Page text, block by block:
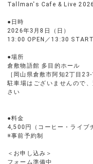
Tallman's Cafe & Live
●日時
2026年3月8日（日）
13:00 OPEN／13:30 START
●場所
倉敷物語館 多目的ホール
［岡山県倉敷市阿知2丁目23-
駐車場はございませんので
さい
●料金
4,500円（コーヒー・ライブ
※事前予約制
＜お申し込み＞
フォーム準備中